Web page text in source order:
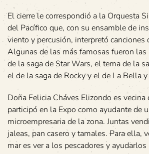
El cierre le correspondió a la Orquesta
del Pacífico que, con su ensamble de
viento y percusión, interpretó canciones
Algunas de las más famosas fueron las
de la saga de Star Wars, el tema de la
el de la saga de Rocky y el de La Bella
Doña Felicia Cháves Elizondo es vecina
participó en la Expo como ayudante de
microempresaria de la zona. Juntas
jaleas, pan casero y tamales. Para ella,
mar es ver a los pescadores y